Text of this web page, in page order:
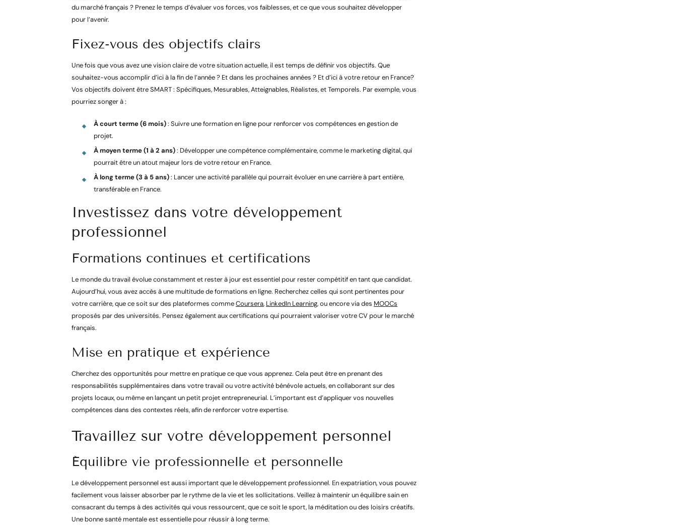
du marché français ? Prenez le temps d’évaluer vos forces, vos faiblesses, et ce que vous souhaitez développer
pour l’avenir.
Fixez-vous des objectifs clairs
Une fois que vous avez une vision claire de votre situation actuelle, il est temps de définir vos objectifs. Que
souhaitez-vous accomplir d’ici à la fin de l’année ? Et dans les prochaines années ? Et d’ici à votre retour en France?
Vos objectifs doivent être SMART : Spécifiques, Mesurables, Atteignables, Réalistes, et Temporels. Par exemple, vous
pourriez songer à :
À court terme (6 mois): Suivre une formation en ligne pour renforcer vos compétences en gestion de
projet.
À moyen terme (1 à 2 ans): Développer une compétence complémentaire, comme le marketing digital, qui
pourrait être un atout majeur lors de votre retour en France.
À long terme (3 à 5 ans): Lancer une activité parallèle qui pourrait évoluer en une carrière à part entière,
transférable en France.
Investissez dans votre développement
professionnel
Formations continues et certifications
Le monde du travail évolue constamment et rester à jour est essentiel pour rester compétitif en tant que candidat.
Aujourd’hui, vous avez accès à une multitude de formations en ligne. Recherchez celles qui sont pertinentes pour
votre carrière, que ce soit sur des plateformes commeCoursera, LinkedIn Learning, ou encore via des MOOCs
proposés par des universités. Pensez également aux certifications qui pourraient valoriser votre CV pour le marché
français.
Mise en pratique et expérience
Cherchez des opportunités pour mettre en pratique ce que vous apprenez. Cela peut être en prenant des
responsabilités supplémentaires dans votre travail ou votre activité bénévole actuels, en collaborant sur des
projets locaux, ou même en lançant un petit projet entrepreneurial. L’important est d’appliquer vos nouvelles
compétences dans des contextes réels, afin de renforcer votre expertise.
Travaillez sur votre développement personnel
Équilibre vie professionnelle et personnelle
Le développement personnel est aussi important que le développement professionnel. En expatriation, vous pouvez
facilement vous laisser absorber par le rythme de la vie et les sollicitations. Veillez à maintenir un équilibre sain en
consacrant du temps à des activités qui vous ressourcent, que ce soit le sport, la méditation ou des loisirs créatifs.
Une bonne santé mentale est essentielle pour réussir à long terme.